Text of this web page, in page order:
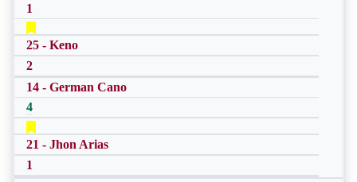
1
25 - Keno
2
14 - German Cano
4
21 - Jhon Arias
1